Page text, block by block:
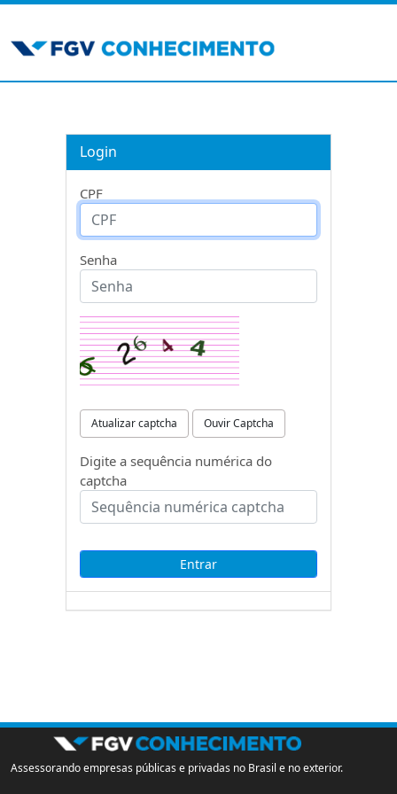
Login
CPF
Senha
Atualizar captcha Ouvir Captcha
Digite a sequência numérica do
captcha
Assessorando empresas públicas e privadas no Brasil e no exterior.